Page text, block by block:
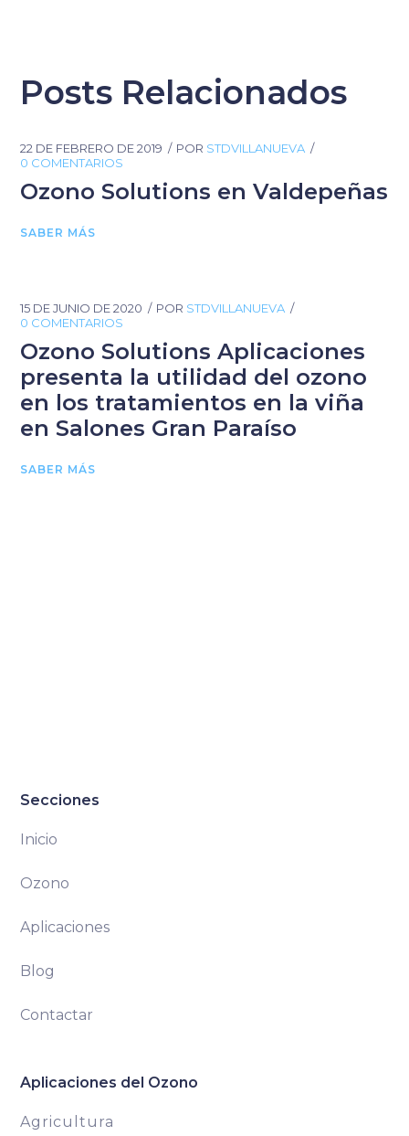
Posts Relacionados
22 DE FEBRERO DE 2019 POR STDVILLANUEVA
0 COMENTARIOS
Ozono Solutions en Valdepeñas
SABER MÁS
15 DE JUNIO DE 2020 POR STDVILLANUEVA
0 COMENTARIOS
Ozono Solutions Aplicaciones
presenta la utilidad del ozono
en los tratamientos en la viña
en Salones Gran Paraíso
SABER MÁS
Secciones
Inicio
Ozono
Aplicaciones
Blog
Contactar
Aplicaciones del Ozono
Agricultura